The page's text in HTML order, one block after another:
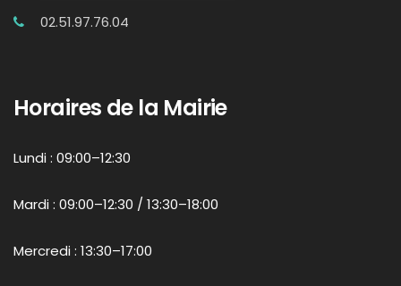
02.51.97.76.04
Horaires de la Mairie
Lundi : 09:00–12:30
Mardi : 09:00–12:30 / 13:30–18:00
Mercredi : 13:30–17:00